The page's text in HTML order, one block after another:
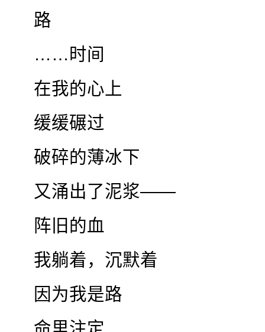
路
……时间
在我的心上
缓缓碾过
破碎的薄冰下
又涌出了泥浆——
阵旧的血
我躺着，沉默着
因为我是路